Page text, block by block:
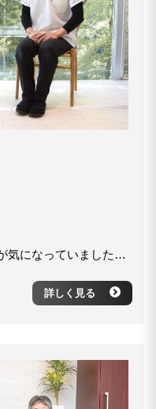
外反母趾がひどく、親指に角度が気になっていました。靴に足が合わず、骨の当たる部分が痛くなり、かばって歩くと小指に魚の目ができてしまうという慢性的な悩みがありました。 また、母も外反母趾がひどく、「自分も同じようになっていくのではないか」と危機感を感じていました。日々の痛みや辛さに加え、改善したい気持ちもあり、何か解決策はないかと調べたのがきっかけです。 自分ももっと早く知ってれば良かったなと思ったから、同じような足のトラブルを抱えてる人がいたら、まずは一度行ってみることをオススメします。 今まで体験したことのない、新しいアプローチですよ。
詳しく見る